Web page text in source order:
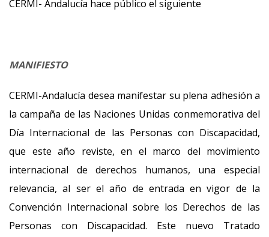
CERMI- Andalucía hace público el siguiente
MANIFIESTO
CERMI-Andalucía desea manifestar su plena adhesión a
la campaña de las Naciones Unidas conmemorativa del
Día Internacional de las Personas con Discapacidad,
que este año reviste, en el marco del movimiento
internacional de derechos humanos, una especial
relevancia, al ser el año de entrada en vigor de la
Convención Internacional sobre los Derechos de las
Personas con Discapacidad. Este nuevo Tratado